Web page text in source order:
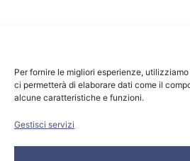
Per fornire le migliori esperienze,
ci permetterà di elaborare dati come il
alcune caratteristiche e funzioni.
Gestisci servizi